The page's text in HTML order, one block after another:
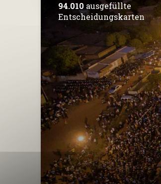
94.010 ausgefüllte
Entscheidungskarten